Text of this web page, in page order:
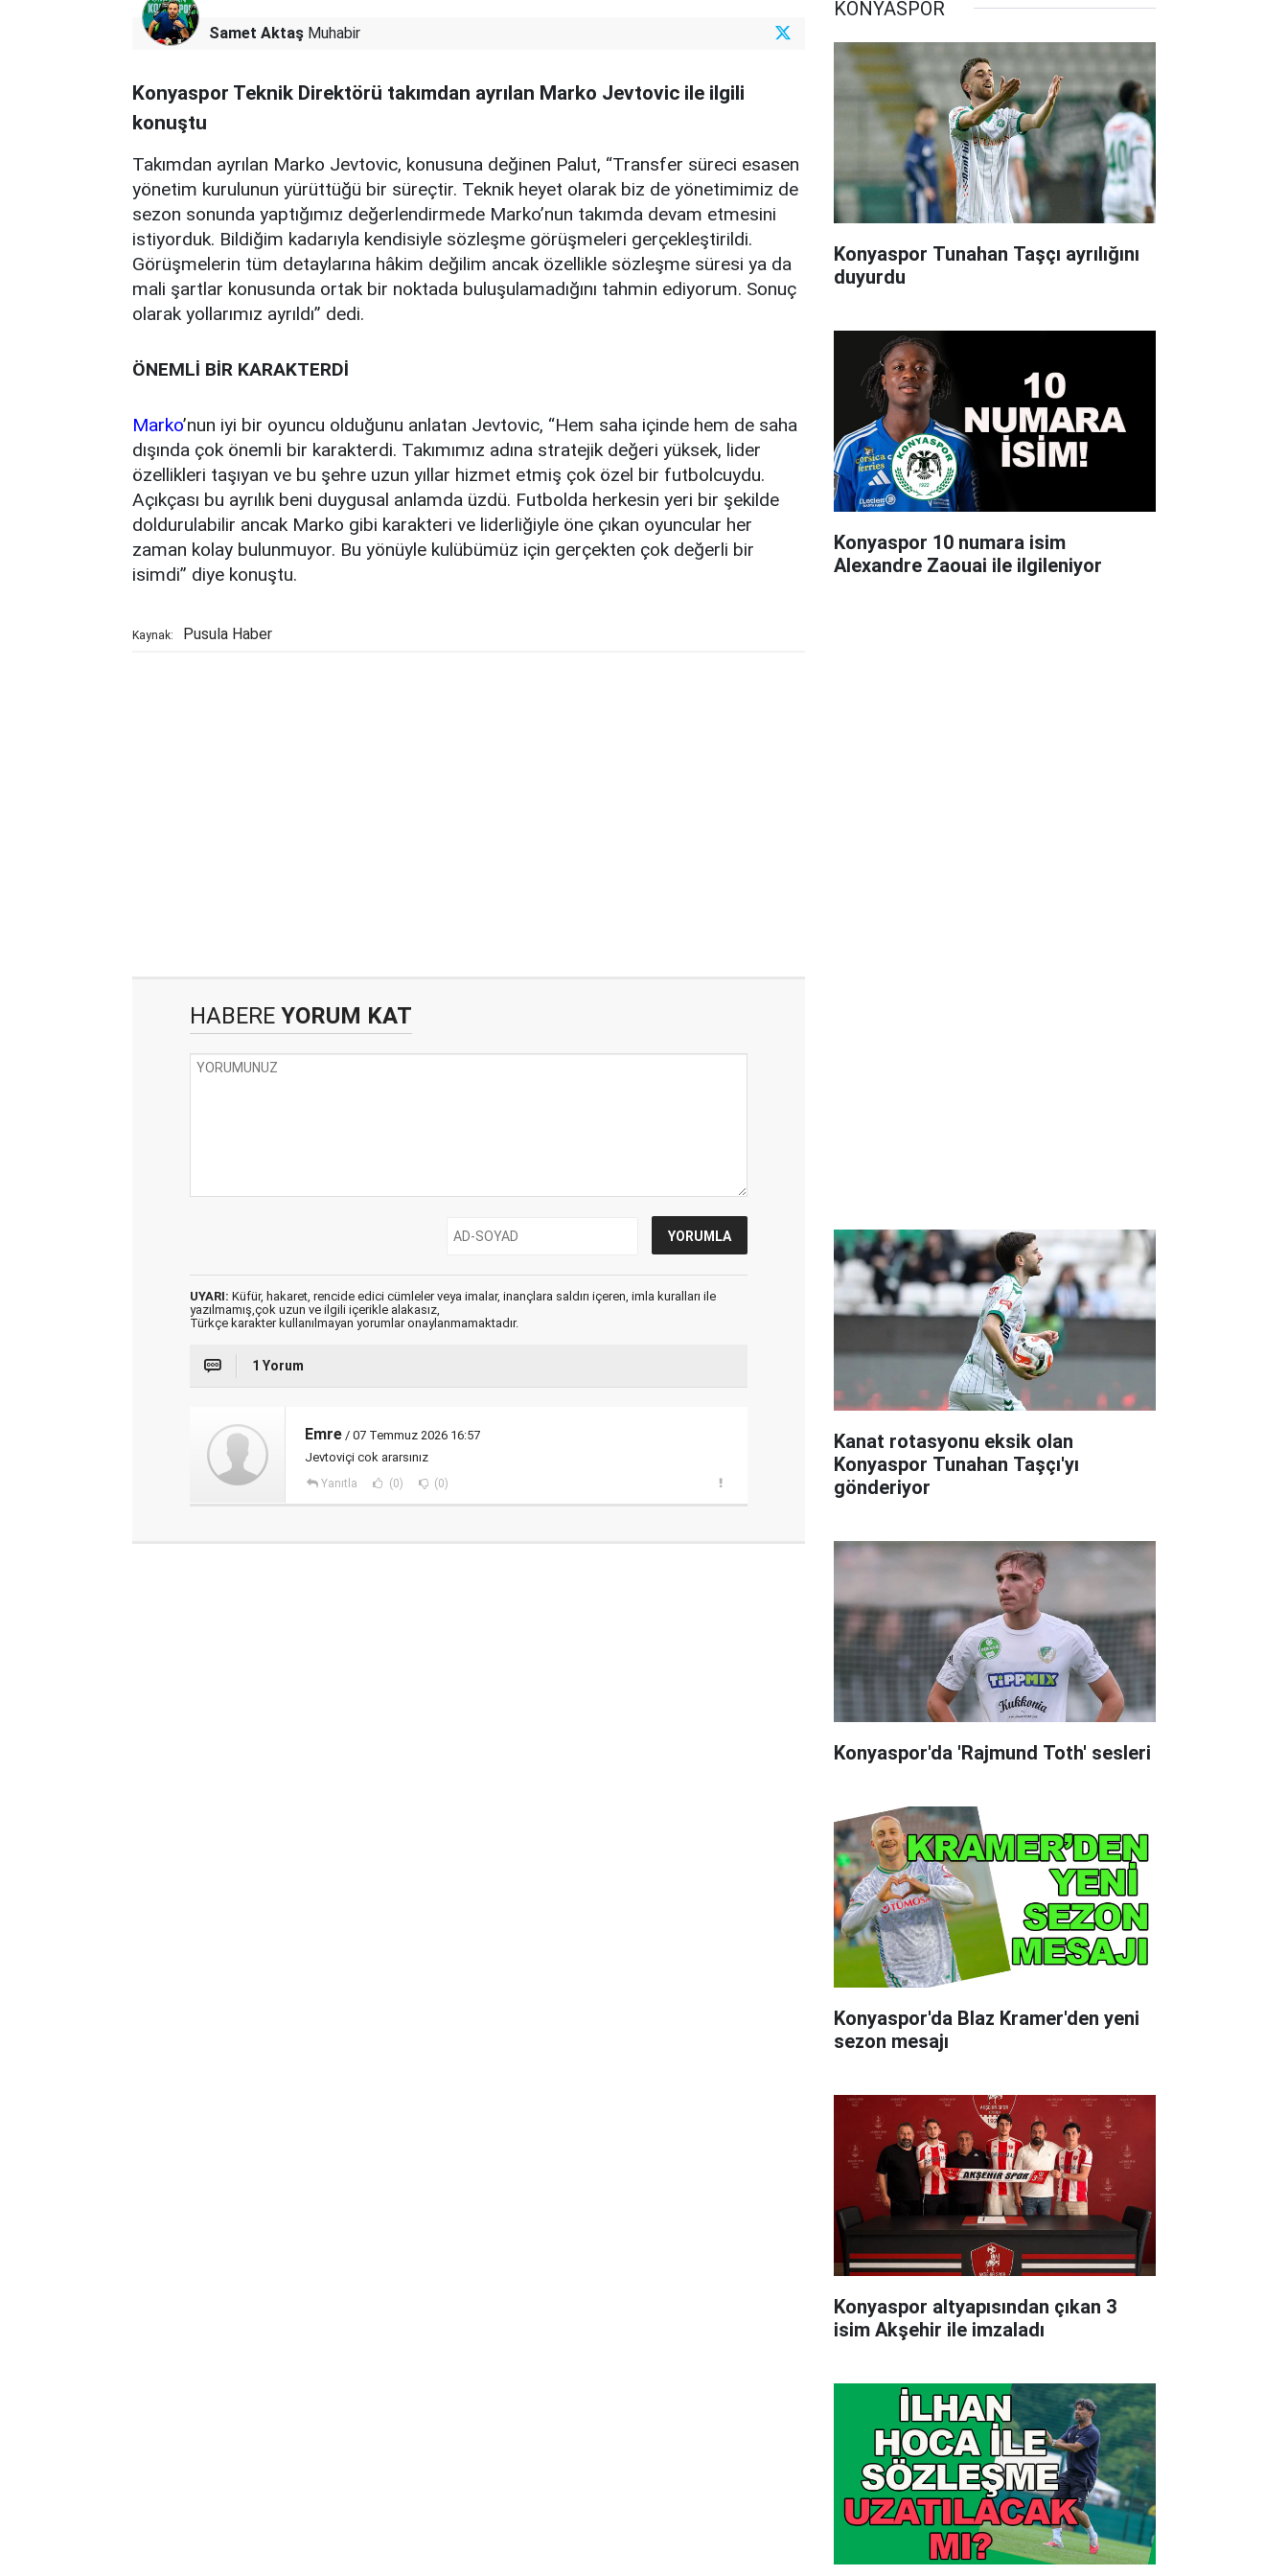
Samet Aktaş Muhabir
Konyaspor Teknik Direktörü takımdan ayrılan Marko Jevtovic ile ilgili
konuştu
Takımdan ayrılan Marko Jevtovic, konusuna değinen Palut, “Transfer süreci esasen
yönetim kurulunun yürüttüğü bir süreçtir. Teknik heyet olarak biz de yönetimimiz de
sezon sonunda yaptığımız değerlendirmede Marko’nun takımda devam etmesini
istiyorduk. Bildiğim kadarıyla kendisiyle sözleşme görüşmeleri gerçekleştirildi.
Görüşmelerin tüm detaylarına hâkim değilim ancak özellikle sözleşme süresi ya da
mali şartlar konusunda ortak bir noktada buluşulamadığını tahmin ediyorum. Sonuç
olarak yollarımız ayrıldı” dedi.
ÖNEMLİ BİR KARAKTERDİ
Marko’nun iyi bir oyuncu olduğunu anlatan Jevtovic, “Hem saha içinde hem de saha
dışında çok önemli bir karakterdi. Takımımız adına stratejik değeri yüksek, lider
özellikleri taşıyan ve bu şehre uzun yıllar hizmet etmiş çok özel bir futbolcuydu.
Açıkçası bu ayrılık beni duygusal anlamda üzdü. Futbolda herkesin yeri bir şekilde
doldurulabilir ancak Marko gibi karakteri ve liderliğiyle öne çıkan oyuncular her
zaman kolay bulunmuyor. Bu yönüyle kulübümüz için gerçekten çok değerli bir
isimdi” diye konuştu.
Kaynak: Pusula Haber
HABERE YORUM KAT
UYARI: Küfür, hakaret, rencide edici cümleler veya imalar, inançlara saldırı içeren, imla kuralları ile
yazılmamış,çok uzun ve ilgili içerikle alakasız,
Türkçe karakter kullanılmayan yorumlar onaylanmamaktadır.
1 Yorum
Emre / 07 Temmuz 2026 16:57
Jevtoviçi cok ararsınız
Yanıtla (0) (0)
KONYASPOR
Konyaspor Tunahan Taşçı ayrılığını
duyurdu
Konyaspor 10 numara isim
Alexandre Zaouai ile ilgileniyor
Kanat rotasyonu eksik olan
Konyaspor Tunahan Taşçı'yı
gönderiyor
Konyaspor'da 'Rajmund Toth' sesleri
Konyaspor'da Blaz Kramer'den yeni
sezon mesajı
Konyaspor altyapısından çıkan 3
isim Akşehir ile imzaladı